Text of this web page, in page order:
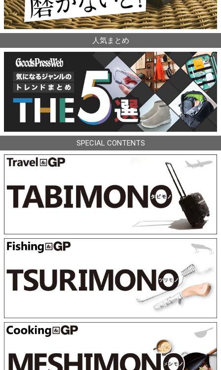
人気まとめ
SPECIAL CONTENTS